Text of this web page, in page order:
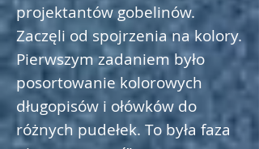
projektantów gobelinów.
Zaczęli od spojrzenia na kolory.
Pierwszym zadaniem było
posortowanie kolorowych
długopisów i ołówków do
różnych pudełek. To była faza